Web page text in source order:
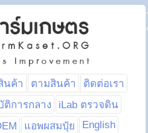
นค้า ตามสินค้า
ติดต่อเรา
ติการกลาง
iLab ตรวจดิน
แอพผสมปุ๋ย English